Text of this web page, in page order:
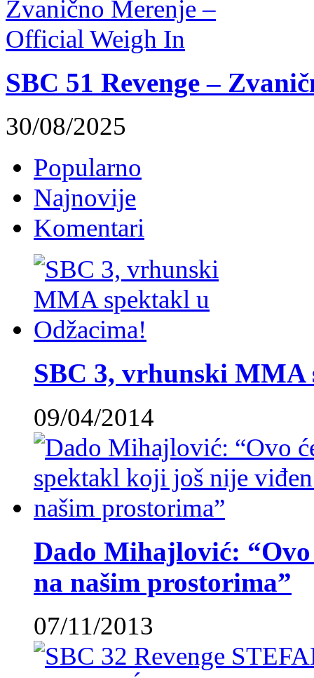
SBC 51 Revenge –
30/08/2025
Popularno
Najnovije
Komentari
SBC 3, vrhunski MMA
09/04/2014
Dado Mihajlović:
na našim prostorima”
07/11/2013